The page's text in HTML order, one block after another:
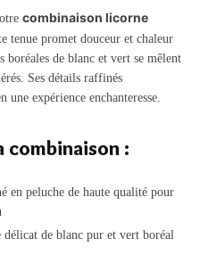
combinaison licorne
tenue promet douceur et chaleur
boréales de blanc et vert se mêlent
Ses détails raffinés
une expérience enchanteresse.
combinaison :
en peluche de haute qualité pour
délicat de blanc pur et vert boréal